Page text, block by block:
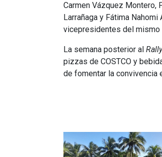
Carmen Vázquez Montero,
Larrañaga y Fátima
vicepresidentes del mismo
La semana posterior al Rally
pizzas de COSTCO y
de fomentar la